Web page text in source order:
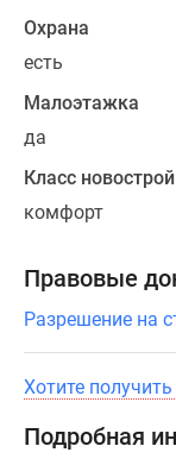
материалы
отделки,
декоративные
классические
двухскатные
крыши.
дома
в
проекте
двухэтажные.
Для
покупателей
Охрана
есть
Малоэтажка
да
Класс
комфорт
Правовые
Разрешение на
Хотите
Подробная